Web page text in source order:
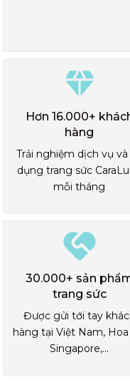
Hơn 16.000+
hàng
Trải nghiệm dịch vụ và
dụng trang sức
mỗi tháng
30.000+ sản
trang sức
Được gửi tới tay
hàng tại Việt Nam, Hoa
Singapore,...